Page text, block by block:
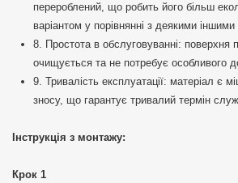
перероблений, що робить його більш
варіантом у порівнянні з деякими
8. Простота в обслуговуванні: поверхня
очищується та не потребує особливого
9. Тривалість експлуатації: матеріал є
зносу, що гарантує тривалий термін
Інструкція з монтажу:
Крок 1